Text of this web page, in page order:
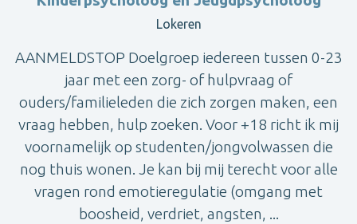
Lokeren
AANMELDSTOP Doelgroep iedereen tussen 0-23
jaar met een zorg- of hulpvraag of
ouders/familieleden die zich zorgen maken, een
vraag hebben, hulp zoeken. Voor +18 richt ik mij
voornamelijk op studenten/jongvolwassen die
nog thuis wonen. Je kan bij mij terecht voor alle
vragen rond emotieregulatie (omgang met
boosheid, verdriet, angsten, ...